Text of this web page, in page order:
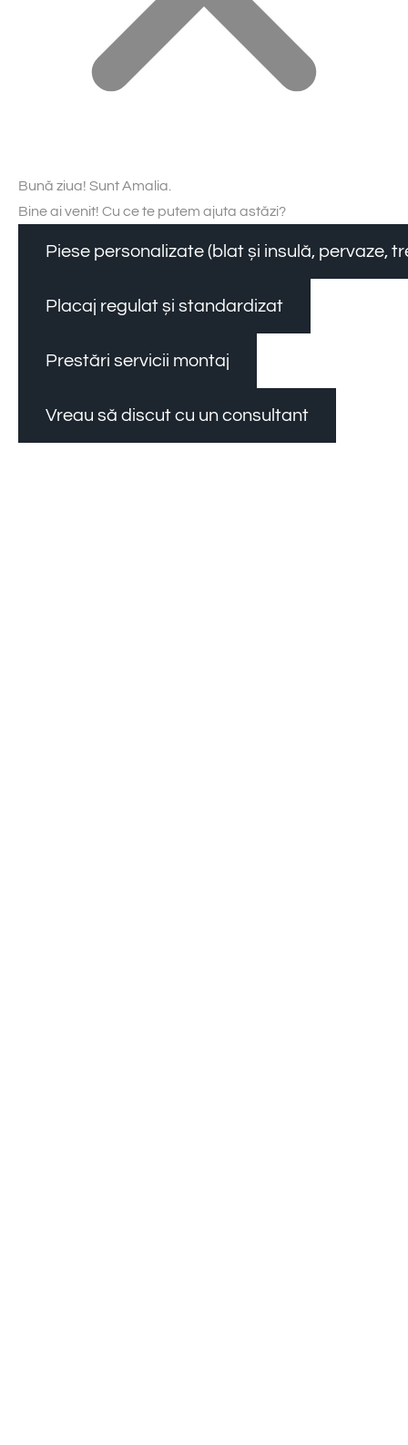
Bună ziua! Sunt Amalia.
Bine ai venit! Cu ce te putem ajuta astăzi?
Piese personalizate (blat și insulă, pervaze,
Placaj regulat și standardizat
Prestări servicii montaj
Vreau să discut cu un consultant